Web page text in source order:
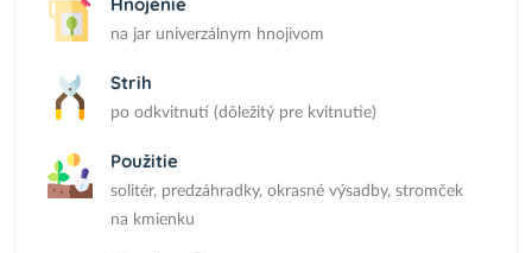
na jar univerzálnym hnojivom
Strih
po odkvitnutí (dôležitý pre kvitnutie)
Použitie
solitér, predzáhradky, okrasné výsadby, stromček
na kmienku